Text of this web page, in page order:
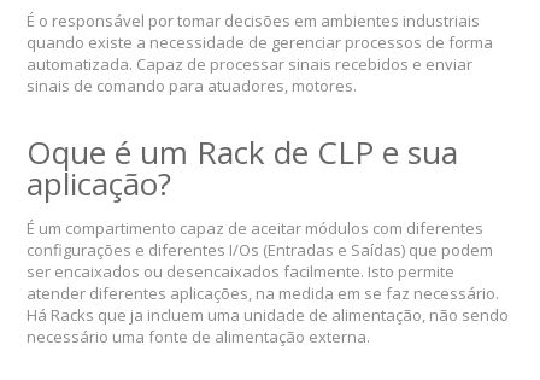
É o responsável por tomar decisões em ambientes industriais
quando existe a necessidade de gerenciar processos de forma
automatizada. Capaz de processar sinais recebidos e enviar
sinais de comando para atuadores, motores.
Oque é um Rack de CLP e sua
aplicação?
É um compartimento capaz de aceitar módulos com diferentes
configurações e diferentes I/Os (Entradas e Saídas) que podem
ser encaixados ou desencaixados facilmente. Isto permite
atender diferentes aplicações, na medida em se faz necessário.
Há Racks que ja incluem uma unidade de alimentação, não sendo
necessário uma fonte de alimentação externa.